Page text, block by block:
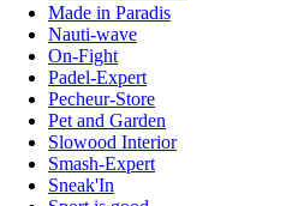
Made in Paradis
Nauti-wave
On-Fight
Padel-Expert
Pecheur-Store
Pet and Garden
Slowood Interior
Smash-Expert
Sneak'In